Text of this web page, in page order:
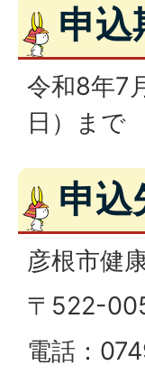
申込
令和8年7
日）まで
申込
彦根市健
〒522-
電話：